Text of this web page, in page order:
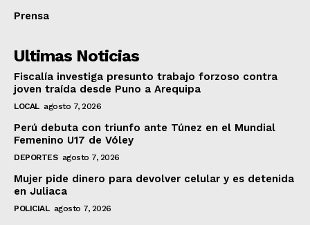
Prensa
Ultimas Noticias
Fiscalía investiga presunto trabajo forzoso contra
joven traída desde Puno a Arequipa
LOCAL agosto 7, 2026
Perú debuta con triunfo ante Túnez en el Mundial
Femenino U17 de Vóley
DEPORTES agosto 7, 2026
Mujer pide dinero para devolver celular y es detenida
en Juliaca
POLICIAL agosto 7, 2026